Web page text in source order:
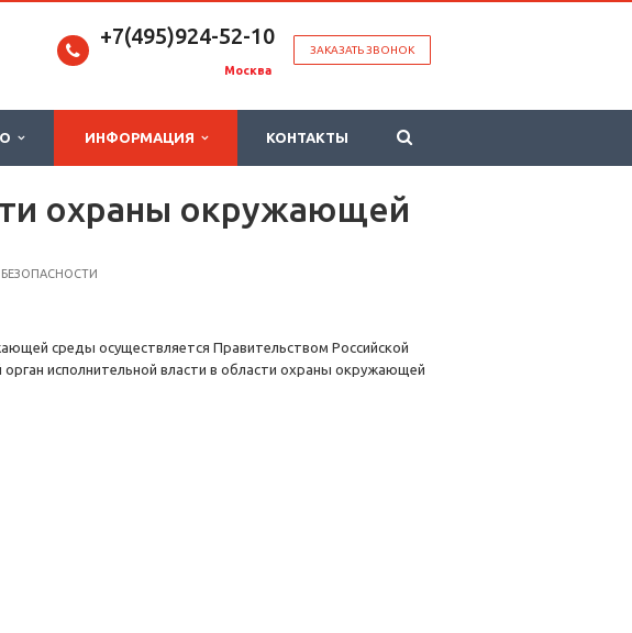
ЗАКАЗАТЬ ЗВОНОК
+7(495)924-52-10
Москва
ИНФОРМАЦИЯ КОНТАКТЫ
охраны окружающей
БЕЗОПАСНОСТИ
среды осуществляется Правительством Российской
исполнительной власти в области охраны окружающей